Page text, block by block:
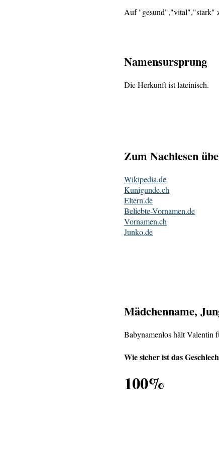
Auf "gesund","vital","stark"
Namensursprung
Die Herkunft ist lateinisch.
Zum Nachlesen
Wikipedia.de
Kunigunde.ch
Eltern.de
Beliebte-Vornamen.de
Vornamen.ch
Junko.de
Mädchenname,
Babynamenlos hält Valentin
Wie sicher ist das
100%